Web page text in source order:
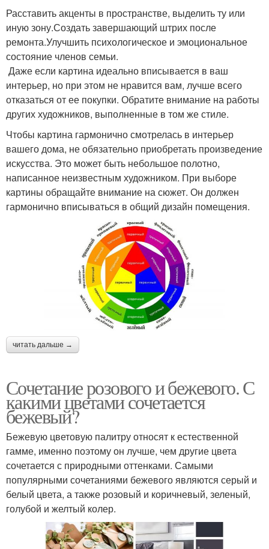
Расставить акценты в пространстве, выделить ту или
иную зону.Создать завершающий штрих после
ремонта.Улучшить психологическое и эмоциональное
состояние членов семьи.
Даже если картина идеально вписывается в ваш
интерьер, но при этом не нравится вам, лучше всего
отказаться от ее покупки. Обратите внимание на работы
других художников, выполненные в том же стиле.
Чтобы картина гармонично смотрелась в интерьер
вашего дома, не обязательно приобретать произведение
искусства. Это может быть небольшое полотно,
написанное неизвестным художником. При выборе
картины обращайте внимание на сюжет. Он должен
гармонично вписываться в общий дизайн помещения.
читать дальше →
Сочетание розового и бежевого. С
какими цветами сочетается
бежевый?
Бежевую цветовую палитру относят к естественной
гамме, именно поэтому он лучше, чем другие цвета
сочетается с природными оттенками. Самыми
популярными сочетаниями бежевого являются серый и
белый цвета, а также розовый и коричневый, зеленый,
голубой и желтый колер.